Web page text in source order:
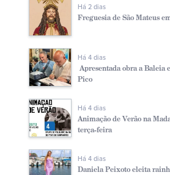
Há 2 dias
Freguesia de São Mateus
Há 4 dias
Apresentada obra a Baleia
Pico
Há 4 dias
Animação de Verão na
terça-feira
Há 4 dias
Daniela Peixoto eleita